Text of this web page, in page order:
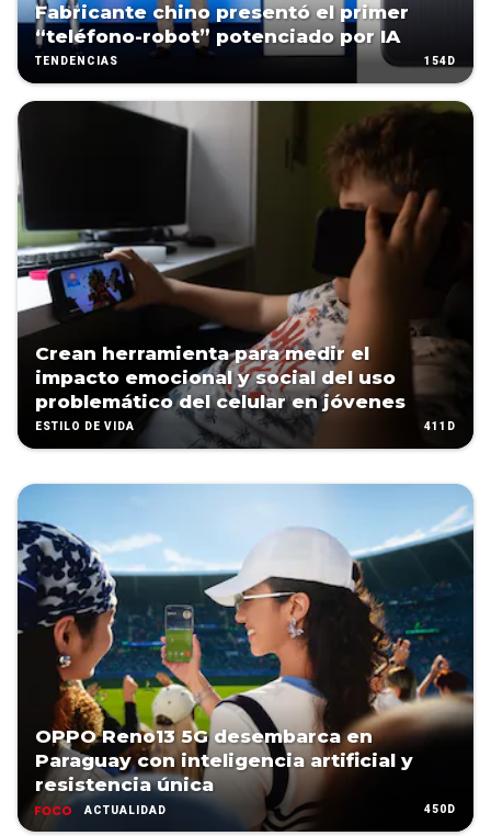
Fabricante chino presentó el primer
“teléfono-robot” potenciado por IA
TENDENCIAS 154D
Crean herramienta para medir el
impacto emocional y social del uso
problemático del celular en jóvenes
ESTILO DE VIDA 411D
OPPO Reno13 5G desembarca en
Paraguay con inteligencia artificial y
resistencia única
ACTUALIDAD 450D